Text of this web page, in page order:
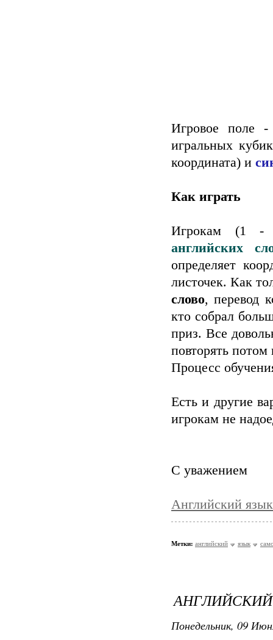
Игровое поле -
игральных
координата) и
Как играть
Игрокам (1 -
английских
определяет
листочек. Как
слово, перевод
кто собрал
приз. Все
повторять потом
Процесс
Есть и другие
игрокам не
С уважением
Английский язык
Метки: английский язык
Понедельник, 09